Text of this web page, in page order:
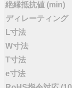
絶縁抵抗値 (min)
ディレーティング
L寸法
W寸法
T寸法
e寸法